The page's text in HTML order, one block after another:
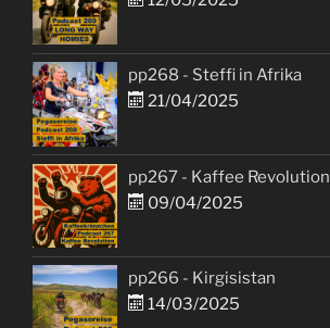
pp268 - Steffi in Afrika
21/04/2025
pp267 - Kaffee Revolution
09/04/2025
pp266 - Kirgisistan
14/03/2025